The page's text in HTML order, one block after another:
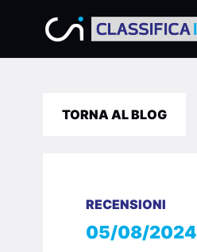
TORNA AL BLOG
RECENSIONI
05/08/2024